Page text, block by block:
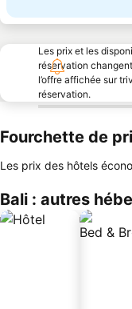
Les prix et les
réservation
l’offre affichée sur
réservation.
Fourchette de
Les prix des hôtels
Bali : autres